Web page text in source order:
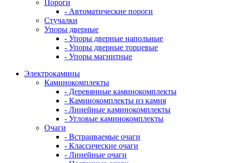
Пороги
- Автоматические пороги
Стучалки
Упоры дверные
- Упоры дверные напольные
- Упоры дверные торцевые
- Упоры магнитные
Электрокамины
Каминокомплекты
- Деревянные каминокомплекты
- Каминокомплекты из камня
- Линейные каминокомплекты
- Угловые каминокомплекты
Очаги
- Встраиваемые очаги
- Классические очаги
- Линейные очаги